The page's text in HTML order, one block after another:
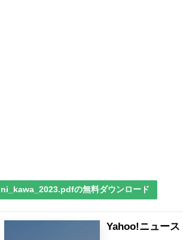
の無料ダウンロード
Yahoo!ニュース